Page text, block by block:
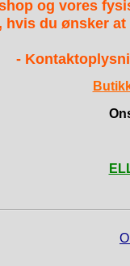
og vores
hvis du ønsker
-